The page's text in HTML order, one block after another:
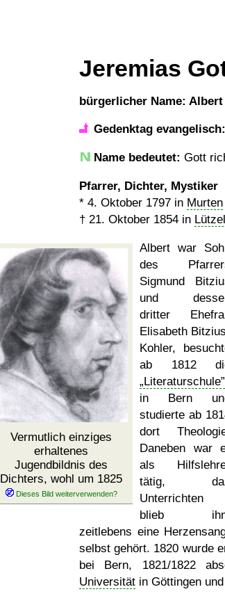
Jeremias
bürgerlicher Name:
Gedenktag
Name bedeutet: Gott
Pfarrer, Dichter, Mystiker
* 4. Oktober 1797 in Murten
† 21. Oktober 1854 in
Vermutlich einziges
erhaltenes
Jugendbildnis des
Dichters, wohl um 1825
Albert war
des
Sigmund
und
dritter
Elisabeth
Kohler,
ab 1812
Literaturschule
in Bern
studierte ab
dort
Daneben war
als
tätig,
Unterrichten
blieb
zeitlebens eine
selbst gehört. 1820 wurde
bei Bern, 1821/1822
Universität in Göttingen